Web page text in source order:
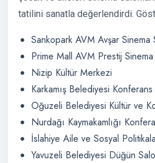
tatilini sanatla değerlendirdi.
Sankopark AVM Avşar Sinema
Prime Mall AVM Prestij
Nizip Kültür Merkezi
Karkamış Belediyesi
Oğuzeli Belediyesi Kültür ve
Nurdağı Kaymakamlığı
İslahiye Aile ve Sosyal
Yavuzeli Belediyesi Düğün